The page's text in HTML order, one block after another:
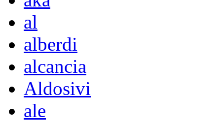
al
alberdi
alcancia
Aldosivi
ale